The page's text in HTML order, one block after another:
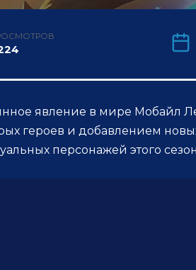
явление в мире Мобайл
героев и добавлением
персонажей этого